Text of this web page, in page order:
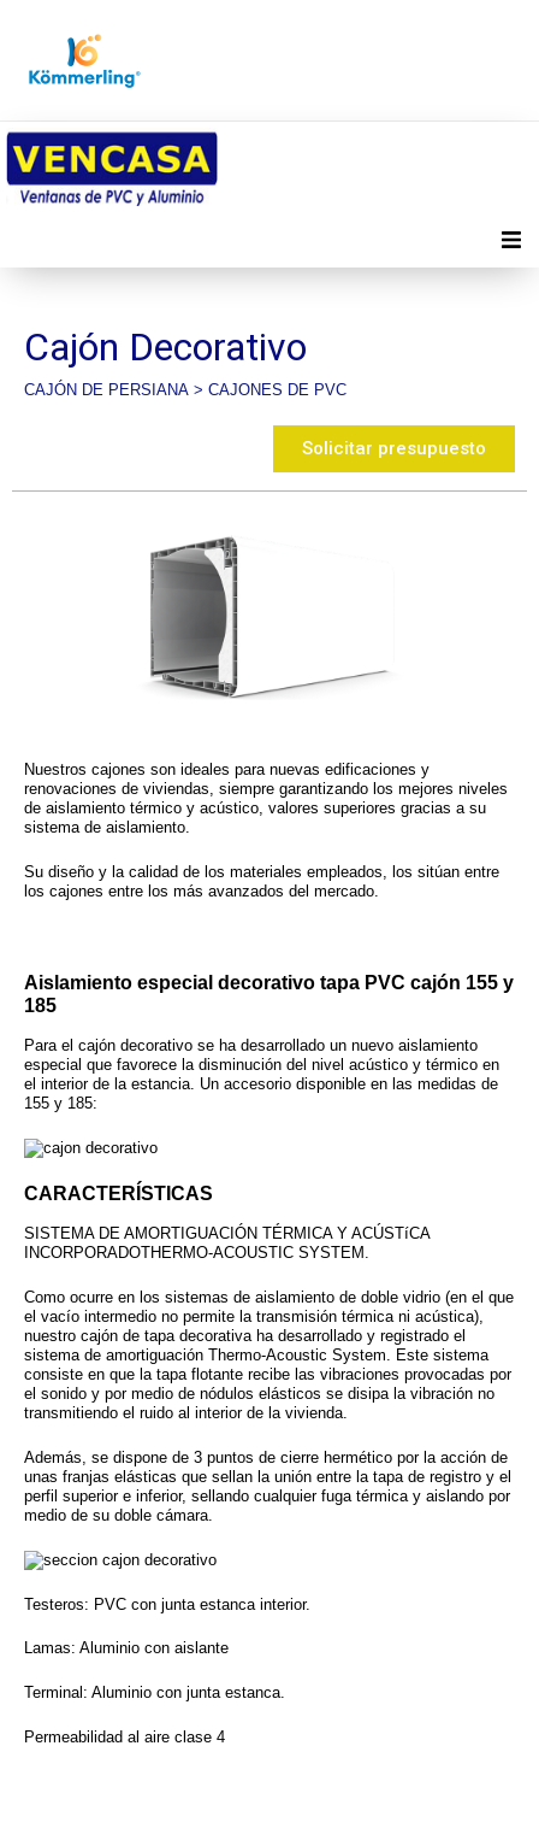
Productos
Cajón Decorativo
CAJÓN DE PERSIANA > CAJONES DE PVC
Solicitar presupuesto
Nuestros cajones son ideales para nuevas edificaciones y
renovaciones de viviendas, siempre garantizando los mejores niveles
de aislamiento térmico y acústico, valores superiores gracias a su
sistema de aislamiento.
Su diseño y lacalidad de los materiales empleados, los sitúan entre
los cajones entre los más avanzados del mercado.
Aislamiento especial decorativo tapa PVC cajón 155 y
185
Para el cajón decorativo se ha desarrollado un nuevo aislamiento
especial que favorece la disminución del nivel acústico y térmico en
el interior de la estancia. Un accesorio disponible en las medidas de
155 y 185:
CARACTERÍSTICAS
SISTEMA DE AMORTIGUACIÓN TÉRMICA Y ACÚSTíCA
INCORPORADOTHERMO-ACOUSTIC SYSTEM.
Como ocurre en los sistemas de aislamiento de doble vidrio (en el que
el vacío intermedio no permite la transmisión térmica ni acústica),
nuestro cajón de tapa decorativa ha desarrollado y registrado el
sistema de amortiguación Thermo-Acoustic System. Este sistema
consiste en que la tapa flotante recibe las vibraciones provocadas por
el sonido y por medio de nódulos elásticos se disipa la vibración no
transmitiendo el ruido al interior de la vivienda.
Además, se dispone de 3 puntos de cierre hermético por la acción de
unas franjas elásticas que sellan la unión entre la tapa de registro y el
perfil superior e inferior, sellando cualquier fuga térmica y aislando por
medio de su doble cámara.
Testeros: PVC con junta estanca interior.
Lamas: Aluminio con aislante
Terminal: Aluminio con junta estanca.
Permeabilidad al aire clase 4